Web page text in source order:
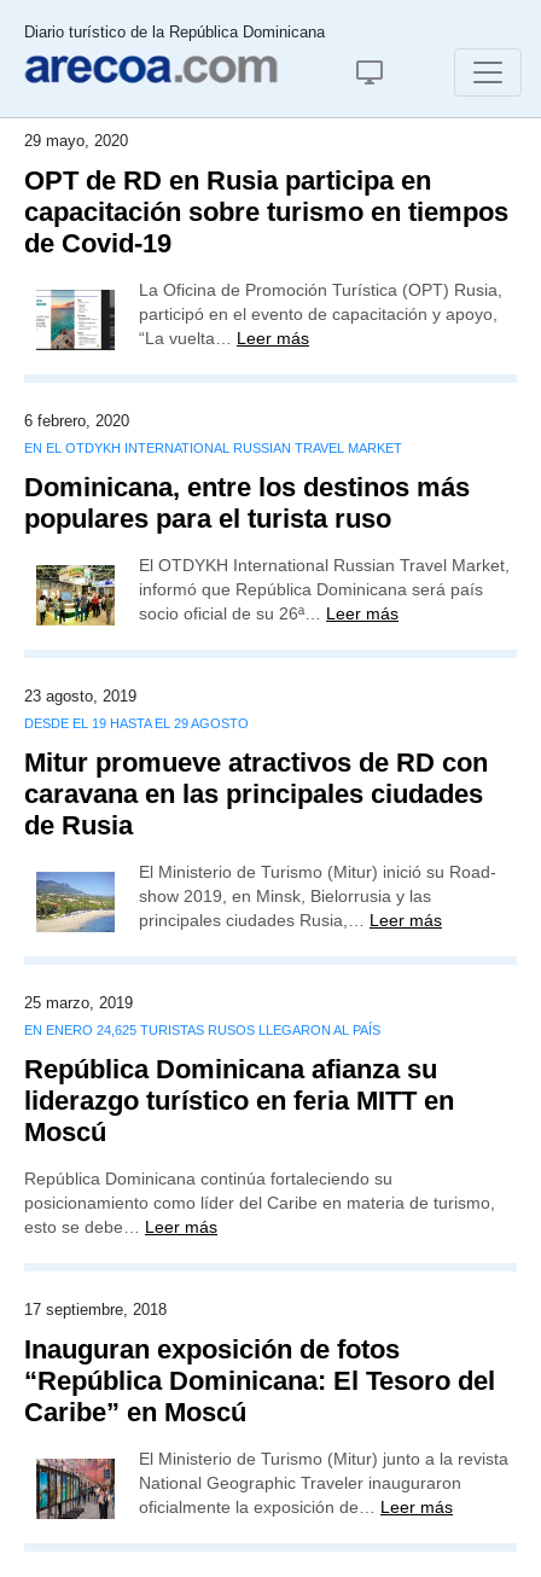
Diario turístico de la República Dominicana
29 mayo, 2020
OPT de RD en Rusia participa en
capacitación sobre turismo en tiempos
de Covid-19
La Oficina de Promoción Turística (OPT) Rusia,
participó en el evento de capacitación y apoyo,
“La vuelta… Leer más
6 febrero, 2020
EN EL OTDYKH INTERNATIONAL RUSSIAN TRAVEL MARKET
Dominicana, entre los destinos más
populares para el turista ruso
El OTDYKH International Russian Travel Market,
informó que República Dominicana será país
socio oficial de su 26ª… Leer más
23 agosto, 2019
DESDE EL 19 HASTA EL 29 AGOSTO
Mitur promueve atractivos de RD con
caravana en las principales ciudades
de Rusia
El Ministerio de Turismo (Mitur) inició su Road-
show 2019, en Minsk, Bielorrusia y las
principales ciudades Rusia,… Leer más
25 marzo, 2019
EN ENERO 24,625 TURISTAS RUSOS LLEGARON AL PAÍS
República Dominicana afianza su
liderazgo turístico en feria MITT en
Moscú
República Dominicana continúa fortaleciendo su
posicionamiento como líder del Caribe en materia de turismo,
esto se debe… Leer más
17 septiembre, 2018
Inauguran exposición de fotos
“República Dominicana: El Tesoro del
Caribe” en Moscú
El Ministerio de Turismo (Mitur) junto a la revista
National Geographic Traveler inauguraron
oficialmente la exposición de… Leer más